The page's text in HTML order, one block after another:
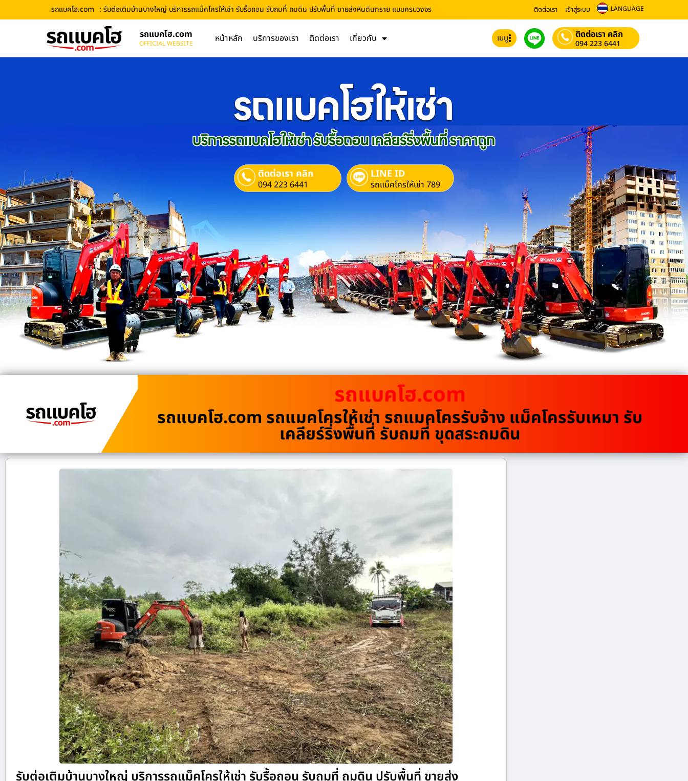
รถแบคโฮ.com : รับต่อเติมบ้านบางใหญ่ บริการรถแม็คโครให้เช่า รับรื้อถอน รับถมที่ ถมดิน ปรับพื้นที่ ขายส่งหินดินทราย แบบครบวงจร ติดต่อเรา เข้าสู่ระบบ LANGUAGE
รถแบคโฮ.com
OFFICIAL WEBSITE หน้าหลัก บริการของเรา ติดต่อเรา เกี่ยวกับ เมนู ติดต่อเรา คลิก
094 223 6441
ติดต่อเรา คลิก
094 223 6441
LINE ID
รถแม็คโครให้เช่า 789
รถแบคโฮ.com
รถแบคโฮ.com รถแมคโครให้เช่า รถแมคโครรับจ้าง แม็คโครรับเหมา รับ
เคลียร์ริ่งพื้นที่ รับถมที่ ขุดสระถมดิน
รับต่อเติมบ้านบางใหญ่ บริการรถแม็คโครให้เช่า รับรื้อถอน รับถมที่ ถมดิน ปรับพื้นที่ ขายส่ง